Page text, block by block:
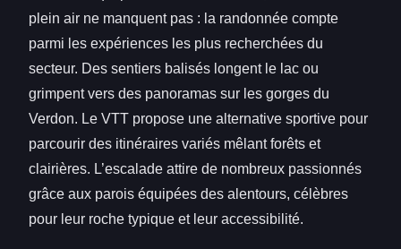
plein air ne manquent pas : la randonnée compte
parmi les expériences les plus recherchées du
secteur. Des sentiers balisés longent le lac ou
grimpent vers des panoramas sur les gorges du
Verdon. Le VTT propose une alternative sportive pour
parcourir des itinéraires variés mêlant forêts et
clairières. L’escalade attire de nombreux passionnés
grâce aux parois équipées des alentours, célèbres
pour leur roche typique et leur accessibilité.